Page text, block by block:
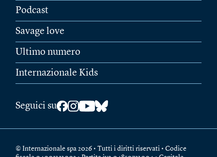
Podcast
Savage love
Ultimo numero
Internazionale Kids
Seguici su
© Internazionale spa 2026 • Tutti i diritti riservati • Codice